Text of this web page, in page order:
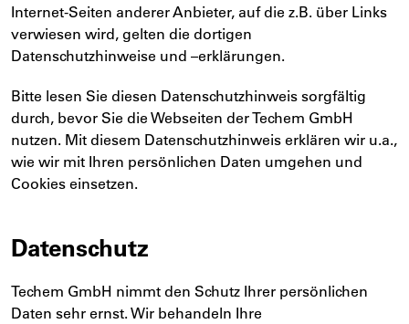
Internet-Seiten anderer Anbieter, auf die z.B. über Links
verwiesen wird, gelten die dortigen
Datenschutzhinweise und –erklärungen.
Bitte lesen Sie diesen Datenschutzhinweis sorgfältig
durch, bevor Sie die Webseiten der Techem GmbH
nutzen. Mit diesem Datenschutzhinweis erklären wir u.a.,
wie wir mit Ihren persönlichen Daten umgehen und
Cookies einsetzen.
Datenschutz
Techem GmbH nimmt den Schutz Ihrer persönlichen
Daten sehr ernst. Wir behandeln Ihre